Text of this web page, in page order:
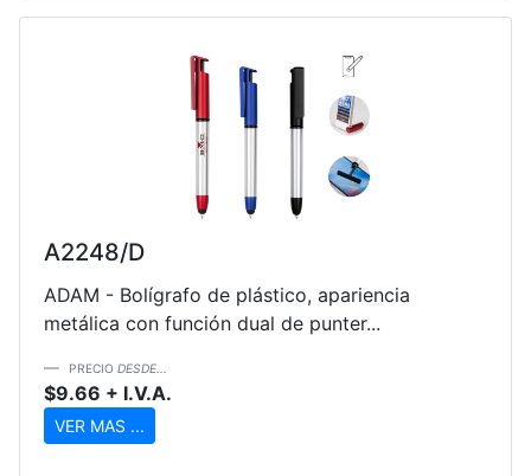
A2248/D
ADAM - Bolígrafo de plástico, apariencia
metálica con función dual de punter...
PRECIO DESDE...
$9.66 + I.V.A.
VER MAS ...